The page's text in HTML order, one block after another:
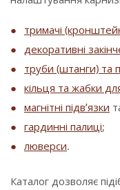
тримачі
декоративні
труби (штанги) та
кільця та жабки
магнітні підв’язки
гардинні палиці;
люверси.
Каталог дозволяє